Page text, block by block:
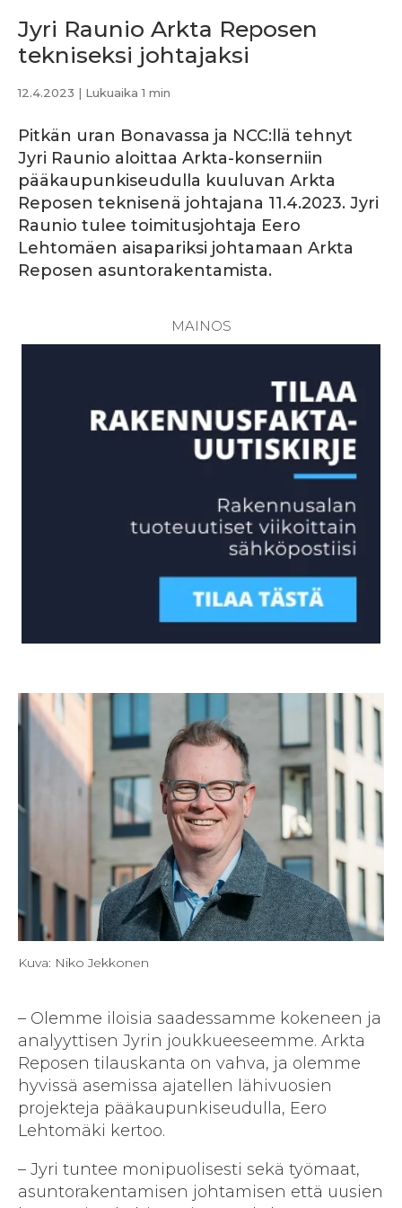
Jyri Raunio Arkta Reposen
tekniseksi johtajaksi
12.4.2023 | Lukuaika 1 min
Pitkän uran Bonavassa ja NCC:llä tehnyt
Jyri Raunio aloittaa Arkta-konserniin
pääkaupunkiseudulla kuuluvan Arkta
Reposen teknisenä johtajana 11.4.2023. Jyri
Raunio tulee toimitusjohtaja Eero
Lehtomäen aisapariksi johtamaan Arkta
Reposen asuntorakentamista.
Kuva: Niko Jekkonen
– Olemme iloisia saadessamme kokeneen ja
analyyttisen Jyrin joukkueeseemme. Arkta
Reposen tilauskanta on vahva, ja olemme
hyvissä asemissa ajatellen lähivuosien
projekteja pääkaupunkiseudulla, Eero
Lehtomäki kertoo.
– Jyri tuntee monipuolisesti sekä työmaat,
asuntorakentamisen johtamisen että uusien